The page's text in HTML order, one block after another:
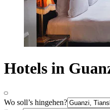
Hotels in
Wo soll’s hingehen?